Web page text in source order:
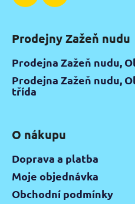
Prodejny Zažeň nudu
Prodejna Zažeň nudu,
Prodejna Zažeň nudu,
třída
O nákupu
Doprava a platba
Moje objednávka
Obchodní podmínky